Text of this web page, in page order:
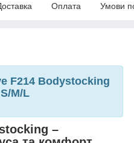
Оплата Умови
F214 Bodystocking
M/L
–